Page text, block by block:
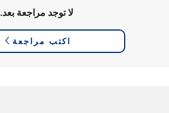
لا توجد مراجعة بعد.
اكتب مراجعة